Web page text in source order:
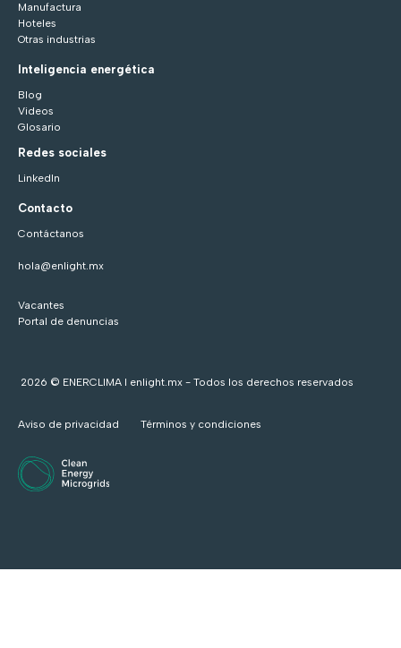
Manufactura
Hoteles
Otras industrias
Inteligencia energética
Blog
Videos
Glosario
Redes sociales
LinkedIn
Contacto
Contáctanos
hola@enlight.mx
Vacantes
Portal de denuncias
2026 © ENERCLIMA I enlight.mx - Todos los derechos reservados
Aviso de privacidad Términos y condiciones